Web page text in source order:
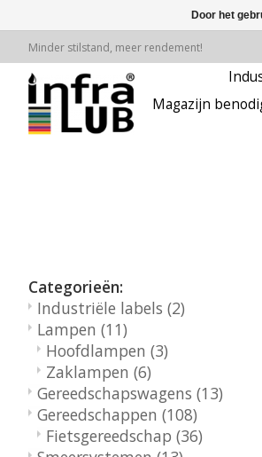
Minder stilstand, meer rendement!
Magazijn
Categorieën:
Industriële labels (2)
Lampen (11)
Hoofdlampen (3)
Zaklampen (6)
Gereedschapswagens (13)
Gereedschappen (108)
Fietsgereedschap (36)
Door het